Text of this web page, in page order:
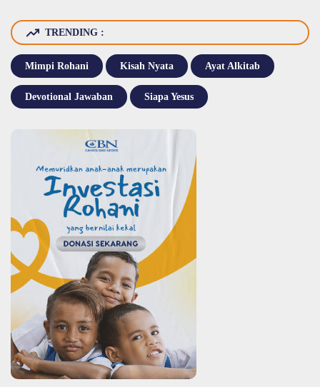
TRENDING :
Mimpi Rohani Kisah Nyata Ayat Alkitab
Devotional Jawaban Siapa Yesus